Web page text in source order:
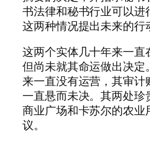
书法律和秘书行业可以进
这两种情况提出未来的行
这两个实体几十年来一直
但尚未就其命运做出决定
来一直没有运营，其审计
一直悬而未决。其两处
商业广场和卡苏尔的农
议。